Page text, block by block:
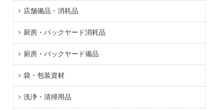
店舗備品・消耗品
厨房・バックヤード消耗品
厨房・バックヤード備品
袋・包装資材
洗浄・清掃用品